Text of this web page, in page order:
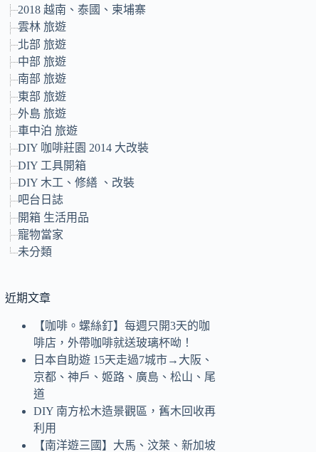
2018 越南、泰國、柬埔寨
雲林 旅遊
北部 旅遊
中部 旅遊
南部 旅遊
東部 旅遊
外島 旅遊
車中泊 旅遊
DIY 咖啡莊園 2014 大改裝
DIY 工具開箱
DIY 木工、修繕 、改裝
吧台日誌
開箱 生活用品
寵物當家
未分類
近期文章
【咖啡。螺絲釘】每週只開3天的咖
啡店，外帶咖啡就送玻璃杯呦！
日本自助遊 15天走過7城市→大阪、
京都、神戶、姬路、廣島、松山、尾
道
DIY 南方松木造景觀區，舊木回收再
利用
【南洋遊三國】大馬、汶萊、新加坡